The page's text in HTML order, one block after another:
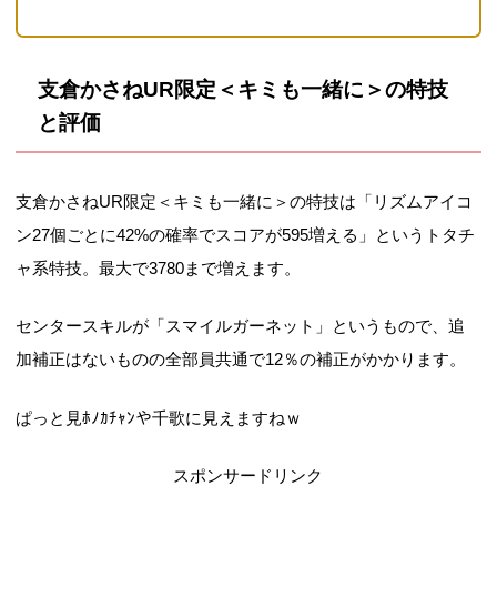
支倉かさねUR限定＜キミも一緒に＞の特技
と評価
支倉かさねUR限定＜キミも一緒に＞の特技は「リズムアイコ
ン27個ごとに42%の確率でスコアが595増える」というトタチ
ャ系特技。最大で3780まで増えます。
センタースキルが「スマイルガーネット」というもので、追
加補正はないものの全部員共通で12％の補正がかかります。
ぱっと見ﾎﾉｶﾁｬﾝや千歌に見えますねｗ
スポンサードリンク